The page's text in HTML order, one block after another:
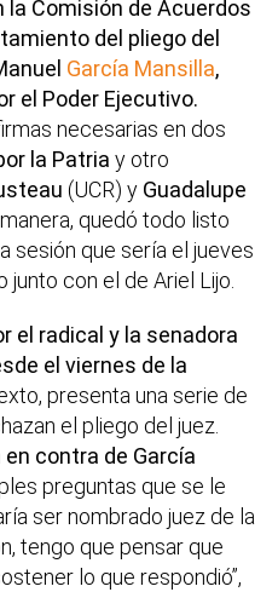
la Comisión de Acuerdos
del pliego del
García Mansilla,
el Poder Ejecutivo.
necesarias en dos
la Patria y otro
(UCR) y Guadalupe
quedó todo listo
sesión que sería el jueves
con el de Ariel Lijo.
el radical y la senadora
el viernes de la
presenta una serie de
el pliego del juez.
contra de García
preguntas que se le
ser nombrado juez de la
tengo que pensar que
lo que respondió”,